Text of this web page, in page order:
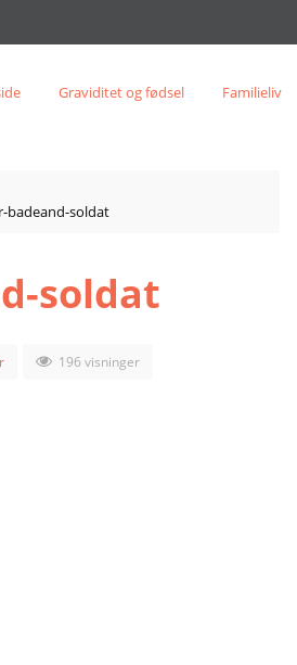
Graviditet og fødsel Familieliv
badeand-soldat
soldat
196 visninger